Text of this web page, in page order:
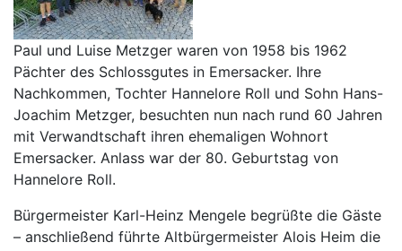
Paul und Luise Metzger waren von 1958 bis 1962
Pächter des Schlossgutes in Emersacker. Ihre
Nachkommen, Tochter Hannelore Roll und Sohn Hans-
Joachim Metzger, besuchten nun nach rund 60 Jahren
mit Verwandtschaft ihren ehemaligen Wohnort
Emersacker. Anlass war der 80. Geburtstag von
Hannelore Roll.
Bürgermeister Karl-Heinz Mengele begrüßte die Gäste
– anschließend führte Altbürgermeister Alois Heim die